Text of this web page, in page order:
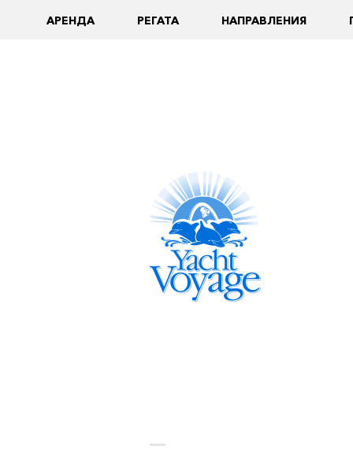
AРЕНДА РЕГАТА НАПРАВЛЕНИЯ